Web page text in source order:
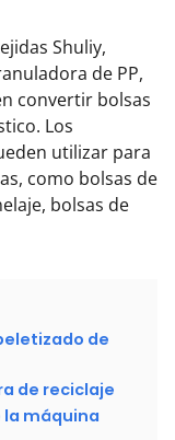
Shuliy,
de PP,
convertir bolsas
Los
utilizar para
como bolsas de
bolsas de
de
de reciclaje
máquina